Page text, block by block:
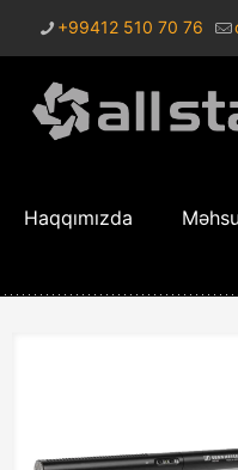
+99412 510 70 76
Haqqımızda